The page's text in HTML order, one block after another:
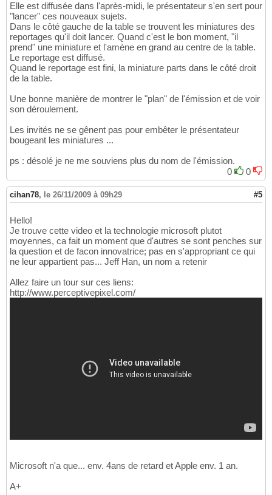
Elle est diffusée dans l'après-midi, le présentateur s'en sert pour
"lancer" ces nouveaux sujets.
Dans le côté gauche de la table se trouvent les miniatures des
reportages qu'il doit lancer. Quand c'est le bon moment, "il
prend" une miniature et l'amène en grand au centre de la table.
Le reportage est diffusé.
Quand le reportage est fini, la miniature parts dans le côté droit
de la table.
Une bonne manière de montrer le "plan" de l'émission et de voir
son déroulement.
Les invités ne se gênent pas pour embêter le présentateur
bougeant les miniatures ...
ps : désolé je ne me souviens plus du nom de l'émission.
0
0
cihan78, le 26/11/2009 à 09h29 #5
Hello!
Je trouve cette video et la technologie microsoft plutot
moyennes, ca fait un moment que d'autres se sont penches sur
la question et de facon innovatrice; pas en s'appropriant ce qui
ne leur appartient pas... Jeff Han, un nom a retenir
Allez faire un tour sur ces liens:
http://www.perceptivepixel.com/
Microsoft n'a que... env. 4ans de retard et Apple env. 1 an.
A+